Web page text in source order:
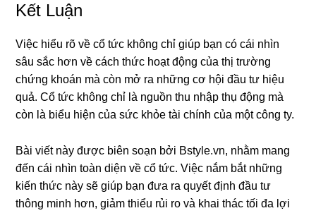
Kết Luận
Việc hiểu rõ về cổ tức không chỉ giúp bạn có cái nhìn
sâu sắc hơn về cách thức hoạt động của thị trường
chứng khoán mà còn mở ra những cơ hội đầu tư hiệu
quả. Cổ tức không chỉ là nguồn thu nhập thụ động mà
còn là biểu hiện của sức khỏe tài chính của một công ty.
Bài viết này được biên soạn bởi Bstyle.vn, nhằm mang
đến cái nhìn toàn diện về cổ tức. Việc nắm bắt những
kiến thức này sẽ giúp bạn đưa ra quyết định đầu tư
thông minh hơn, giảm thiểu rủi ro và khai thác tối đa lợi